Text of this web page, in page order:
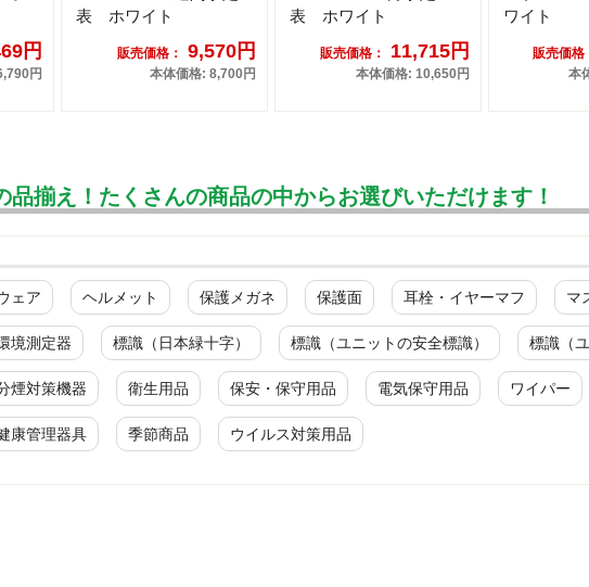
円
円
表 ホワイト
販売価格： 9,570円
本体価格: 8,700円
表 ホワイト
販売価格： 11,715円
本体価格: 10,650円
ワイト
販売価格
本
品揃え！たくさんの商品の中からお選びいただけます！
ェア ヘルメット 保護メガネ 保護面 耳栓・イヤーマフ マ
境測定器 標識（日本緑十字） 標識（ユニットの安全標識） 標識（
煙対策機器 衛生用品 保安・保守用品 電気保守用品 ワイパー
康管理器具 季節商品 ウイルス対策用品